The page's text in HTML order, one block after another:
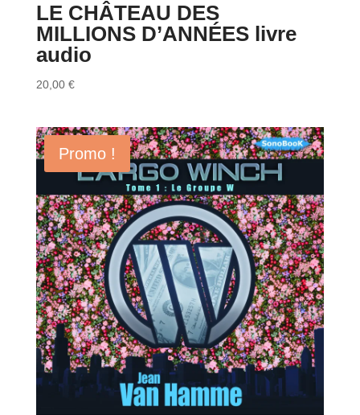
LE CHÂTEAU DES
MILLIONS D’ANNÉES livre
audio
20,00 €
Promo !